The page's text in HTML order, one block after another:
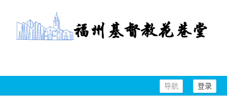
登录
导航